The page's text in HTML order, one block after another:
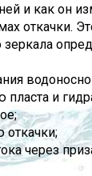
и как он
откачки.
пласта и
откачки;
через